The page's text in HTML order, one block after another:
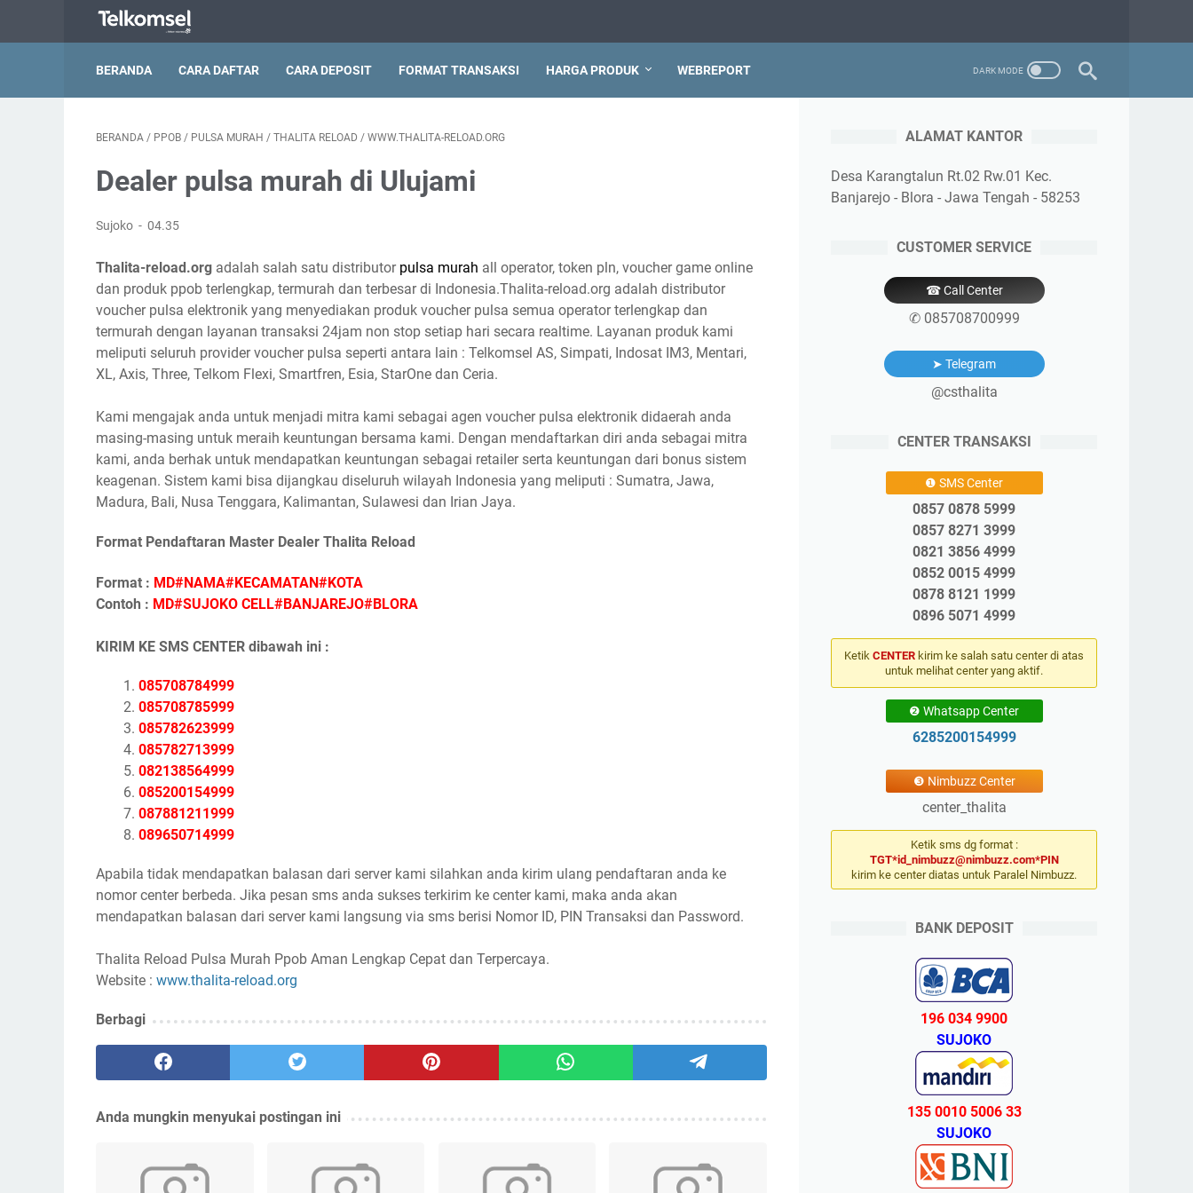
BERANDA CARA DAFTAR CARA DEPOSIT FORMAT TRANSAKSI HARGA PRODUK WEBREPORT
BERANDA / PPOB / PULSA MURAH / THALITA RELOAD / WWW.THALITA-RELOAD.ORG
Dealer pulsa murah di Ulujami
Sujoko 04.35
Thalita-reload.org adalah salah satu distributor pulsa murah all operator, token pln, voucher game online
dan produk ppob terlengkap, termurah dan terbesar di Indonesia.Thalita-reload.org adalah distributor
voucher pulsa elektronik yang menyediakan produk voucher pulsa semua operator terlengkap dan
termurah dengan layanan transaksi 24jam non stop setiap hari secara realtime. Layanan produk kami
meliputi seluruh provider voucher pulsa seperti antara lain : Telkomsel AS, Simpati, Indosat IM3, Mentari,
XL, Axis, Three, Telkom Flexi, Smartfren, Esia, StarOne dan Ceria.
Kami mengajak anda untuk menjadi mitra kami sebagai agen voucher pulsa elektronik didaerah anda
masing-masing untuk meraih keuntungan bersama kami. Dengan mendaftarkan diri anda sebagai mitra
kami, anda berhak untuk mendapatkan keuntungan sebagai retailer serta keuntungan dari bonus sistem
keagenan. Sistem kami bisa dijangkau diseluruh wilayah Indonesia yang meliputi : Sumatra, Jawa,
Madura, Bali, Nusa Tenggara, Kalimantan, Sulawesi dan Irian Jaya.
Format Pendaftaran Master Dealer Thalita Reload
Format : MD#NAMA#KECAMATAN#KOTA
Contoh : MD#SUJOKO CELL#BANJAREJO#BLORA
KIRIM KE SMS CENTER dibawah ini :
085708784999
085708785999
085782623999
085782713999
082138564999
085200154999
087881211999
089650714999
Apabila tidak mendapatkan balasan dari server kami silahkan anda kirim ulang pendaftaran anda ke
nomor center berbeda. Jika pesan sms anda sukses terkirim ke center kami, maka anda akan
mendapatkan balasan dari server kami langsung via sms berisi Nomor ID, PIN Transaksi dan Password.
Thalita Reload Pulsa Murah Ppob Aman Lengkap Cepat dan Terpercaya.
Website : www.thalita-reload.org
Berbagi
Anda mungkin menyukai postingan ini
ALAMAT KANTOR
Desa Karangtalun Rt.02 Rw.01 Kec.
Banjarejo - Blora - Jawa Tengah - 58253
CUSTOMER SERVICE
☎ Call Center
✆ 085708700999
➤ Telegram
@csthalita
CENTER TRANSAKSI
❶ SMS Center
0857 0878 5999
0857 8271 3999
0821 3856 4999
0852 0015 4999
0878 8121 1999
0896 5071 4999
Ketik CENTER kirim ke salah satu center di atas
untuk melihat center yang aktif.
❷ Whatsapp Center
6285200154999
❸ Nimbuzz Center
center_thalita
Ketik sms dg format :
TGT*id_nimbuzz@nimbuzz.com*PIN
kirim ke center diatas untuk Paralel Nimbuzz.
BANK DEPOSIT
196 034 9900
SUJOKO
135 0010 5006 33
SUJOKO